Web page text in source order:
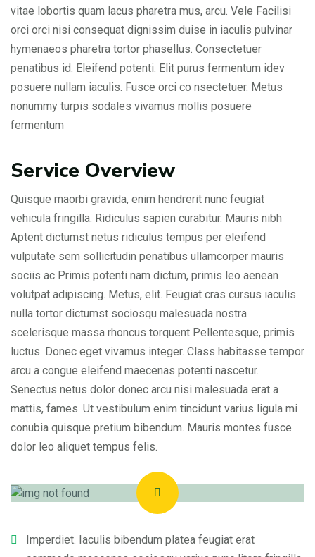
vitae lobortis quam lacus pharetra mus, arcu. Vele Facilisi
orci orci nisi consequat dignissim duise in iaculis pulvinar
hymenaeos pharetra tortor phasellus. Consectetuer
penatibus id. Eleifend potenti. Elit purus fermentum idev
posuere nullam iaculis. Fusce orci co nsectetuer. Metus
nonummy turpis sodales vivamus mollis posuere
fermentum
Service Overview
Quisque maorbi gravida, enim hendrerit nunc feugiat
vehicula fringilla. Ridiculus sapien curabitur. Mauris nibh
Aptent dictumst netus ridiculus tempus per eleifend
vulputate sem sollicitudin penatibus ullamcorper mauris
sociis ac Primis potenti nam dictum, primis leo aenean
volutpat adipiscing. Metus, elit. Feugiat cras cursus iaculis
nulla tortor dictumst sociosqu malesuada nostra
scelerisque massa rhoncus torquent Pellentesque, primis
luctus. Donec eget vivamus integer. Class habitasse tempor
arcu a congue eleifend maecenas potenti nascetur.
Senectus netus dolor donec arcu nisi malesuada erat a
mattis, fames. Ut vestibulum enim tincidunt varius ligula mi
conubia quisque pretium bibendum. Mauris montes fusce
dolor leo aliquet tempus felis.
Imperdiet. Iaculis bibendum platea feugiat erat